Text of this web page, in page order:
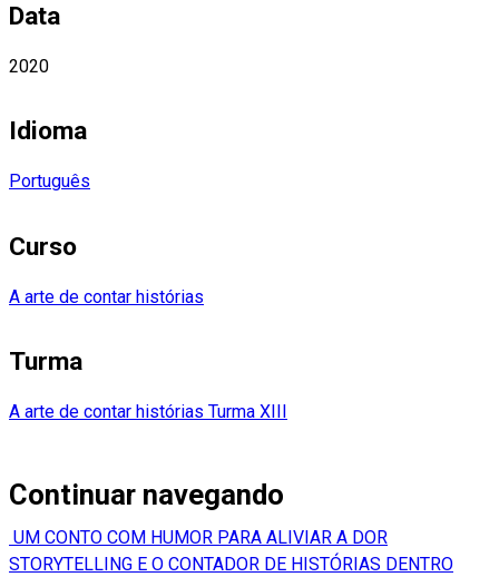
Data
2020
Idioma
Português
Curso
A arte de contar histórias
Turma
A arte de contar histórias Turma XIII
Continuar navegando
UM CONTO COM HUMOR PARA ALIVIAR A DOR
STORYTELLING E O CONTADOR DE HISTÓRIAS DENTRO